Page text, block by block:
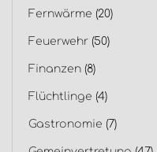
Fernwärme (20)
Feuerwehr (50)
Finanzen (8)
Flüchtlinge (4)
Gastronomie (7)